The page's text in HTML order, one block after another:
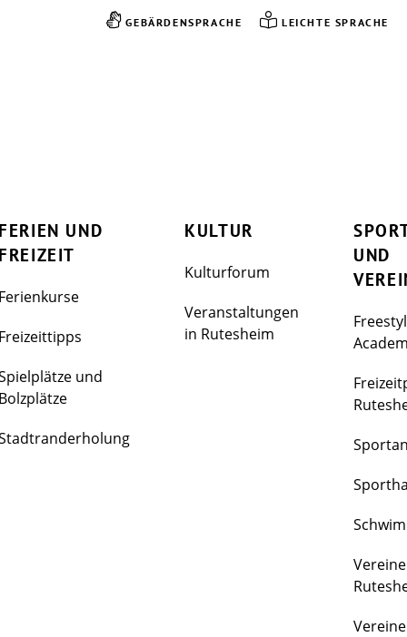
GEBÄRDENSPRACHE LEICHTE SPRACHE
FERIEN UND
FREIZEIT
Ferienkurse
Freizeittipps
und
Bolzplätze
KULTUR
Kulturforum
Veranstaltungen
in Rutesheim
UND
Vereine